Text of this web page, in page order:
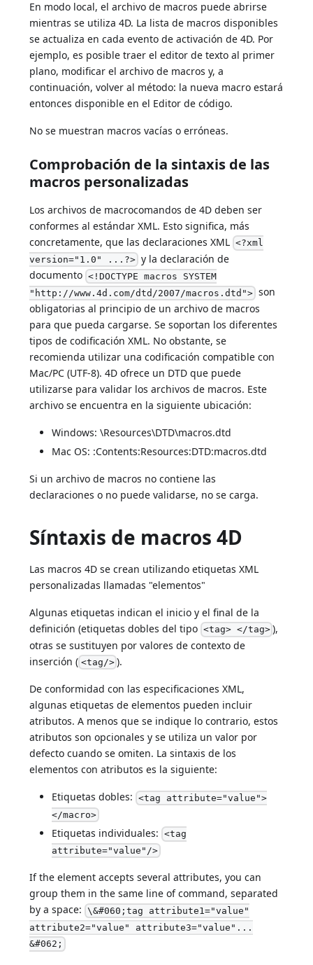
En modo local, el archivo de macros puede abrirse
mientras se utiliza 4D. La lista de macros disponibles
se actualiza en cada evento de activación de 4D. Por
ejemplo, es posible traer el editor de texto al primer
plano, modificar el archivo de macros y, a
continuación, volver al método: la nueva macro estará
entonces disponible en el Editor de código.
No se muestran macros vacías o erróneas.
Comprobación de la sintaxis de las
macros personalizadas
Los archivos de macrocomandos de 4D deben ser
conformes al estándar XML. Esto significa, más
concretamente, que las declaraciones XML <?xml
version="1.0" ...?> y la declaración de
documento <!DOCTYPE macros SYSTEM
"http://www.4d.com/dtd/2007/macros.dtd"> son
obligatorias al principio de un archivo de macros
para que pueda cargarse. Se soportan los diferentes
tipos de codificación XML. No obstante, se
recomienda utilizar una codificación compatible con
Mac/PC (UTF-8). 4D ofrece un DTD que puede
utilizarse para validar los archivos de macros. Este
archivo se encuentra en la siguiente ubicación:
Windows: \Resources\DTD\macros.dtd
Mac OS: :Contents:Resources:DTD:macros.dtd
Si un archivo de macros no contiene las
declaraciones o no puede validarse, no se carga.
Síntaxis de macros 4D
Las macros 4D se crean utilizando etiquetas XML
personalizadas llamadas "elementos"
Algunas etiquetas indican el inicio y el final de la
definición (etiquetas dobles del tipo <tag> </tag> ),
otras se sustituyen por valores de contexto de
inserción ( <tag/> ).
De conformidad con las especificaciones XML,
algunas etiquetas de elementos pueden incluir
atributos. A menos que se indique lo contrario, estos
atributos son opcionales y se utiliza un valor por
defecto cuando se omiten. La sintaxis de los
elementos con atributos es la siguiente:
Etiquetas dobles: <tag attribute="value">
</macro>
Etiquetas individuales: <tag
attribute="value"/>
If the element accepts several attributes, you can
group them in the same line of command, separated
by a space: \&#060;tag attribute1="value"
attribute2="value" attribute3="value"...
&#062;